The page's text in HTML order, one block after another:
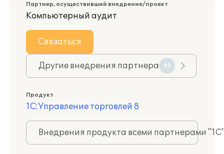
Партнер, осуществивший внедрение/проект
Компьютерный аудит
Связаться
Другие внедрения партнера 93
Продукт
1С:Управление торговлей 8
Внедрения продукта всеми партнерами